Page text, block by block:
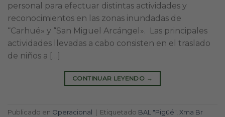
personal para efectuar distintas actividades y
reconocimientos en las zonas inundadas de
“Carhué» y “San Miguel Arcángel». Las principales
actividades llevadas a cabo consisten en el traslado
de niños a […]
CONTINUAR LEYENDO →
Publicado en Operacional Etiquetado BAL "Pigüé", Xma Br